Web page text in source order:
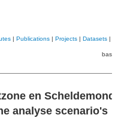
| Publications | Projects | Datasets |
en
analyse scenario's